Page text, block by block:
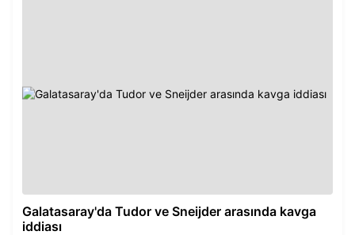
Galatasaray'da Tudor ve Sneijder arasında kavga
iddiası